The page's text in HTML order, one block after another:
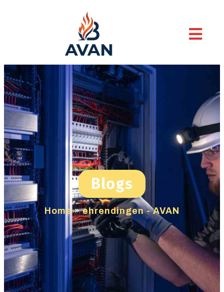
Blogs
Home»ehrendingen - AVAN